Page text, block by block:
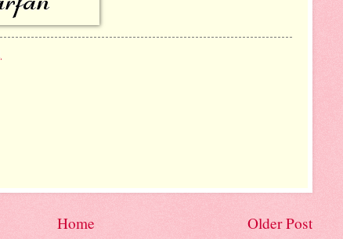
Older Post
Home